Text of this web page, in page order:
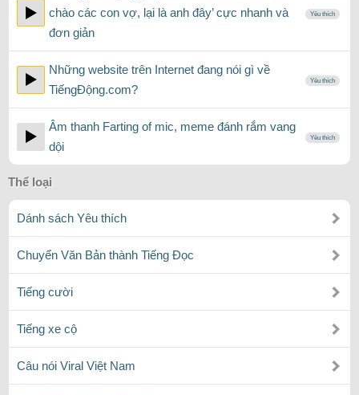
chào các con vợ, lại là anh đây’ cực nhanh và
đơn giản
Yêu thích
Những website trên Internet đang nói gì về
TiếngĐộng.com?
Yêu thích
Âm thanh Farting of mic, meme đánh rắm vang
dội
Yêu thích
Thể loại
Dánh sách Yêu thích
Chuyển Văn Bản thành Tiếng Đọc
Tiếng cười
Tiếng xe cộ
Câu nói Viral Việt Nam